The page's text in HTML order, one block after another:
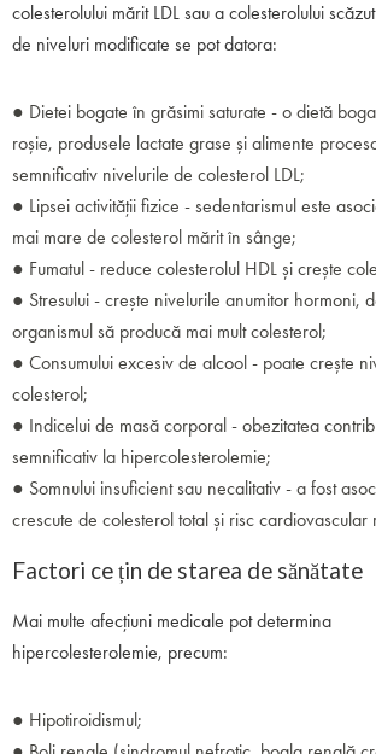
colesterolului mărit LDL sau a colesterolului
de niveluri modificate se pot datora:
● Dietei bogate în grăsimi saturate - o dietă
roșie, produsele lactate grase și alimente
semnificativ nivelurile de colesterol LDL;
● Lipsei activității fizice - sedentarismul este
mai mare de colesterol mărit în sânge;
● Fumatul - reduce colesterolul HDL și crește
● Stresului - crește nivelurile anumitor hormoni,
organismul să producă mai mult colesterol;
● Consumului excesiv de alcool - poate crește
colesterol;
● Indicelui de masă corporal - obezitatea
semnificativ la hipercolesterolemie;
● Somnului insuficient sau necalitativ - a fost
crescute de colesterol total și risc cardiovascular
Factori ce țin de starea de sănătate
Mai multe afecțiuni medicale pot determina
hipercolesterolemie, precum:
● Hipotiroidismul;